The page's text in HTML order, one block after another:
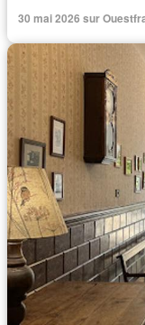
30 mai 2026 sur